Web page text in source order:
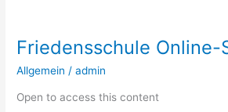
Friedensschule Online-
Allgemein /admin
Open to access this content
Seminare